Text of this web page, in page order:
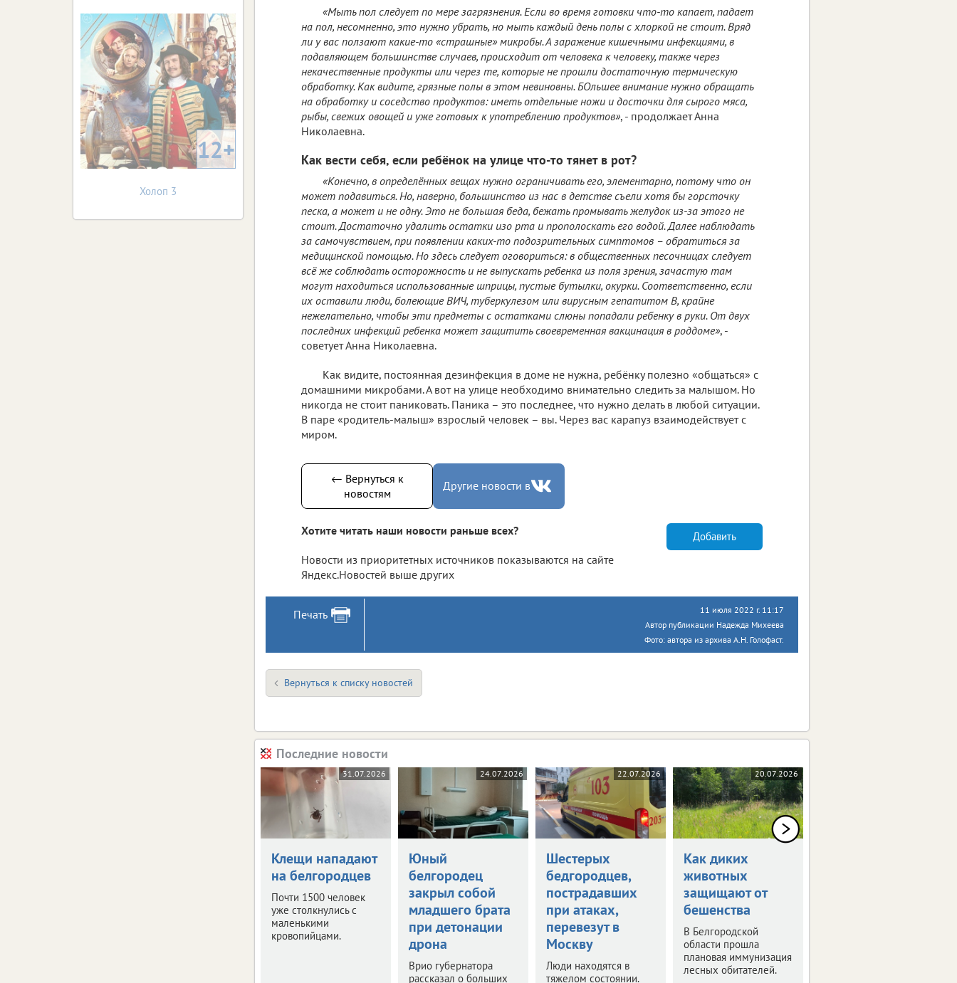
«Мыть пол следует по мере загрязнения. Если во время готовки что-то капает, падает
на пол, несомненно, это нужно убрать, но мыть каждый день полы с хлоркой не стоит. Вряд
ли у вас ползают какие-то «страшные» микробы. А заражение кишечными инфекциями, в
подавляющем большинстве случаев, происходит от человека к человеку, также через
некачественные продукты или через те, которые не прошли достаточную термическую
обработку. Как видите, грязные полы в этом невиновны. БОльшее внимание нужно обращать
на обработку и соседство продуктов: иметь отдельные ножи и досточки для сырого мяса,
рыбы, свежих овощей и уже готовых к употреблению продуктов», - продолжает Анна
Николаевна.
Как вести себя, если ребёнок на улице что-то тянет в рот?
«Конечно, в определённых вещах нужно ограничивать его, элементарно, потому что он
может подавиться. Но, наверно, большинство из нас в детстве съели хотя бы горсточку
песка, а может и не одну. Это не большая беда, бежать промывать желудок из-за этого не
стоит. Достаточно удалить остатки изо рта и прополоскать его водой. Далее наблюдать
за самочувствием, при появлении каких-то подозрительных симптомов – обратиться за
медицинской помощью. Но здесь следует оговориться: в общественных песочницах следует
всё же соблюдать осторожность и не выпускать ребенка из поля зрения, зачастую там
могут находиться использованные шприцы, пустые бутылки, окурки. Соответственно, если
их оставили люди, болеющие ВИЧ, туберкулезом или вирусным гепатитом В, крайне
нежелательно, чтобы эти предметы с остатками слюны попадали ребенку в руки. От двух
последних инфекций ребенка может защитить своевременная вакцинация в роддоме», -
советует Анна Николаевна.
Как видите, постоянная дезинфекция в доме не нужна, ребёнку полезно «общаться» с
домашними микробами. А вот на улице необходимо внимательно следить за малышом. Но
никогда не стоит паниковать. Паника – это последнее, что нужно делать в любой ситуации.
В паре «родитель-малыш» взрослый человек – вы. Через вас карапуз взаимодействует с
миром.
← Вернуться к
новостям
Другие новости в
Хотите читать наши новости раньше всех?
Новости из приоритетных источников показываются на сайте
Яндекс.Новостей выше других
Добавить
Печать
11 июля 2022 г. 11:17
Автор публикации Надежда Михеева
Фото: автора из архива А.Н. Голофаст.
Вернуться к списку новостей
Последние новости
31.07.2026
Клещи нападают
на белгородцев
Почти 1500 человек
уже столкнулись с
маленькими
кровопийцами.
24.07.2026
Юный
белгородец
закрыл собой
младшего брата
при детонации
дрона
Врио губернатора
рассказал о больших
22.07.2026
Шестерых
бедгородцев,
пострадавших
при атаках,
перевезут в
Москву
Люди находятся в
тяжелом состоянии.
20.07.2026
Как диких
животных
защищают от
бешенства
В Белгородской
области прошла
плановая иммунизация
лесных обитателей.
12+
Холоп 3